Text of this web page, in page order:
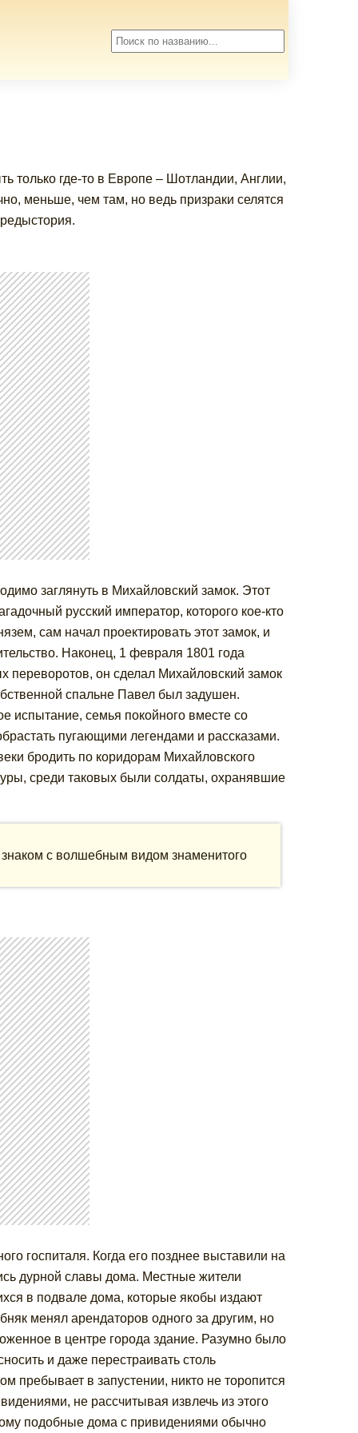
только где-то в Европе – Шотландии, Англии,
меньше, чем там, но ведь призраки селятся
заглянуть в Михайловский замок. Этот
русский император, которого кое-кто
сам начал проектировать этот замок, и
Наконец, 1 февраля 1801 года
переворотов, он сделал Михайловский замок
спальне Павел был задушен.
испытание, семья покойного вместе со
пугающими легендами и рассказами.
бродить по коридорам Михайловского
среди таковых были солдаты, охранявшие
знаком с волшебным видом знаменитого
госпиталя. Когда его позднее выставили на
дурной славы дома. Местные жители
в подвале дома, которые якобы издают
менял арендаторов одного за другим, но
в центре города здание. Разумно было
и даже перестраивать столь
пребывает в запустении, никто не торопится
не рассчитывая извлечь из этого
подобные дома с привидениями обычно